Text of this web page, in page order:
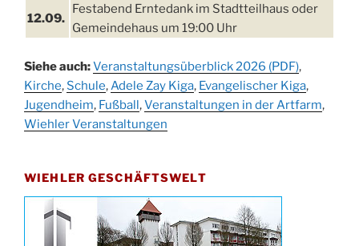
12.09.
Festabend Erntedank im Stadtteilhaus oder
Gemeindehaus um 19:00 Uhr
13.09.
Stadtteilhaus um 14:00 Uhr
19.09.
Schlagerabend im Stadtteilhaus
Drabenderhöhe
Kinderbibeltag im Ev. Gemeindehaus von 10-
12 Uhr
09.10.
Afterwork-Andacht um 18:00 Uhr in der
Siehe auch:Veranstaltungsüberblick 2026 (PDF),
Kirche, Schule,Adele Zay Kiga, Evangelischer Kiga,
Jugendheim, Fußball,Veranstaltungen in der Artfarm,
Wiehler Veranstaltungen
WIEHLER GESCHÄFTSWELT